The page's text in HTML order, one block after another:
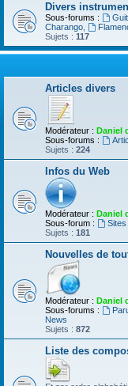
Divers
Sous-forums :
Charango
Sujets : 117
Articles divers
Modérateur : Daniel
Sous-forums :
Sujets : 224
Infos du Web
Modérateur : Daniel
Sous-forum :
Sujets : 181
Nouvelles de
Modérateur : Daniel
Sous-forums :
News
Sujets : 872
Liste des